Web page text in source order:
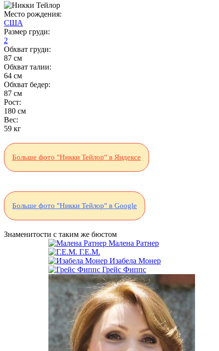
Место рождения:
США
Размер груди:
2
Обхват груди:
87 см
Обхват талии:
64 см
Обхват бедер:
87 см
Рост:
180 см
Вес:
59 кг
Больше фото "Никки Тейлор" в Яндексе
Больше фото "Никки Тейлор" в Google
Знаменитости с таким же бюстом
Малена Ратнер
Г.Е.М.
Изабела Монер
Грейс Фиппс